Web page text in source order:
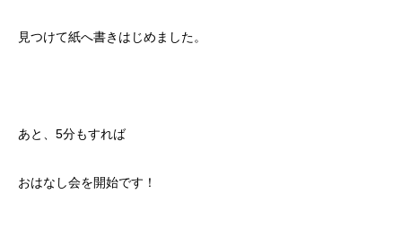
見つけて紙へ書きはじめました。
あと、5分もすれば
おはなし会を開始です！